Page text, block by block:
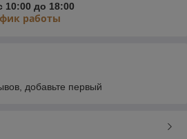
10:00 до 18:00
работы
добавьте первый